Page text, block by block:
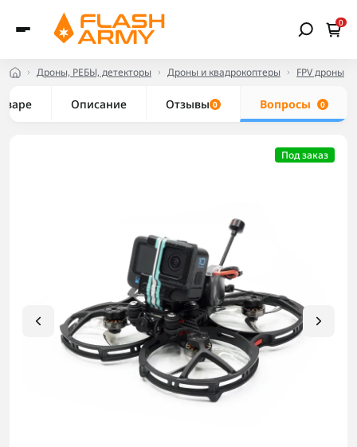
0
Дроны, РЕБЫ, детекторы Дроны и квадрокоптеры FPV дроны
Описание Отзывы 0 Вопросы 0
Под заказ